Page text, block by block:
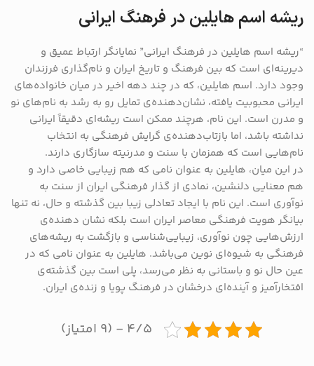
ریشه اسم هایلین در فرهنگ ایرانی
“ریشه اسم هایلین در فرهنگ ایرانی” نمایانگر ارتباط عمیق و
دیرینه‌ای است که بین فرهنگ و تاریخ ایران و نام‌گذاری فرزندان
وجود دارد. اسم هایلین، که در چند دهه اخیر در میان خانواده‌های
ایرانی محبوبیت یافته، نشان‌دهنده‌ی تمایل رو به رشد به نام‌های نو
و مدرن است. این نام، هرچند ممکن است ریشه‌ای دقیقاً ایرانی
نداشته باشد، اما بازتاب‌دهنده‌ی گرایش فرهنگی به انتخاب
نام‌هایی است که همزمان با سنت و مدرنیته سازگاری دارند.
در این میان، هایلین به عنوان نامی که هم زیبایی خاصی دارد و
هم معنایی دلنشین، نمادی از گذار فرهنگی ایران از سنت به
نوآوری است. این نام با ایجاد تعادلی زیبا بین گذشته و حال، نه تنها
بیانگر هویت فرهنگی معاصر ایران است بلکه نشان دهنده‌ی
ارزش‌هایی چون نوآوری، زیبایی‌شناسی و بازگشت به ریشه‌های
فرهنگی به شیوه‌ای نوین می‌باشد. هایلین به عنوان نامی که در
عین حال نو و باستانی به نظر می‌رسد، پلی است بین گذشته‌ی
افتخارآمیز و آینده‌ای درخشان در فرهنگ پویا و زنده‌ی ایران.
۴/۵ - (۹ امتیاز)